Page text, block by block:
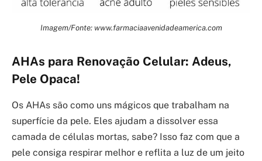
Imagem/Fonte: www.farmaciaavenidadeamerica.com
AHAs para Renovação Celular: Adeus,
Pele Opaca!
Os AHAs são como uns mágicos que trabalham na
superfície da pele. Eles ajudam a dissolver essa
camada de células mortas, sabe? Isso faz com que a
pele consiga respirar melhor e reflita a luz de um jeito